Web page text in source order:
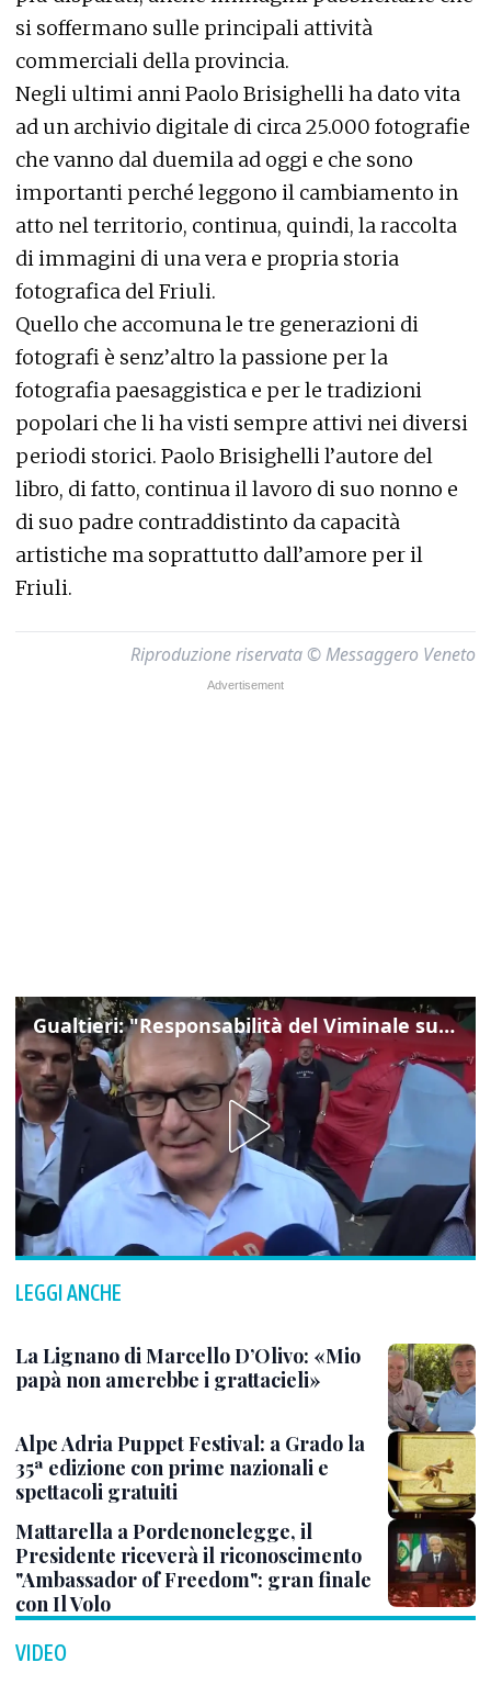
si soffermano sulle principali attività
commerciali della provincia.
Negli ultimi anni Paolo Brisighelli ha dato vita
ad un archivio digitale di circa 25.000 fotografie
che vanno dal duemila ad oggi e che sono
importanti perché leggono il cambiamento in
atto nel territorio, continua, quindi, la raccolta
di immagini di una vera e propria storia
fotografica del Friuli.
Quello che accomuna le tre generazioni di
fotografi è senz’altro la passione per la
fotografia paesaggistica e per le tradizioni
popolari che li ha visti sempre attivi nei diversi
periodi storici. Paolo Brisighelli l’autore del
libro, di fatto, continua il lavoro di suo nonno e
di suo padre contraddistinto da capacità
artistiche ma soprattutto dall’amore per il
Friuli.
Riproduzione riservata © Messaggero Veneto
Gualtieri: "Responsabilità del Viminale su Spin Time? La posizione dei partiti è nota"
LEGGI ANCHE
La Lignano di Marcello D’Olivo: «Mio
papà non amerebbe i grattacieli»
Alpe Adria Puppet Festival: a Grado la
35ª edizione con prime nazionali e
spettacoli gratuiti
Mattarella a Pordenonelegge, il
Presidente riceverà il riconoscimento
"Ambassador of Freedom": gran finale
con Il Volo
VIDEO